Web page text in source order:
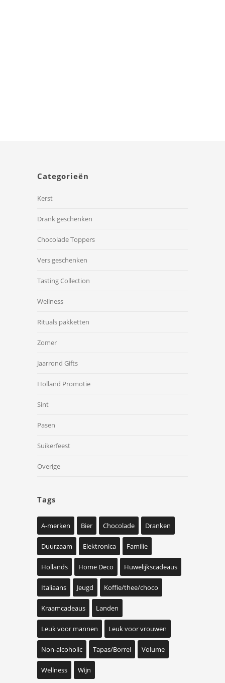
Categorieën
Kerst
Drank geschenken
Chocolade Toppers
Vers geschenken
Tasting Collection
Wellness
Rituals pakketten
Zomer
Jaarrond Gifts
Holland Promotie
Sint
Pasen
Suikerfeest
Overige
Tags
A-merken Bier Chocolade Dranken
Duurzaam Elektronica Familie
Hollands Home Deco Huwelijkscadeaus
Italiaans Jeugd Koffie/thee/choco
Kraamcadeaus Landen
Leuk voor mannen Leuk voor vrouwen
Non-alcoholic Tapas/Borrel Volume
Wellness Wijn